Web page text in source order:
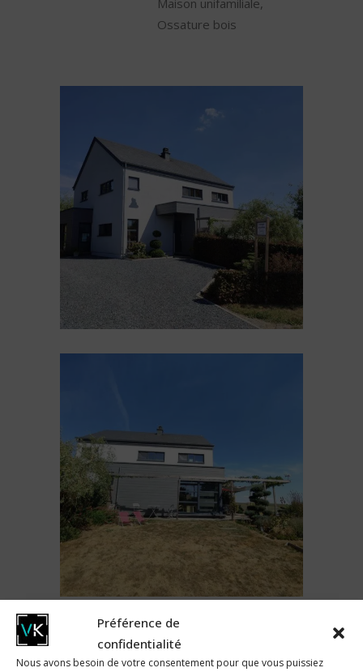
Préférence de
confidentialité
Nous avons besoin de votre consentement pour que vous puissiez
Maison unifamiliale,
Ossature bois